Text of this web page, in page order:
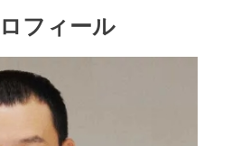
フィール